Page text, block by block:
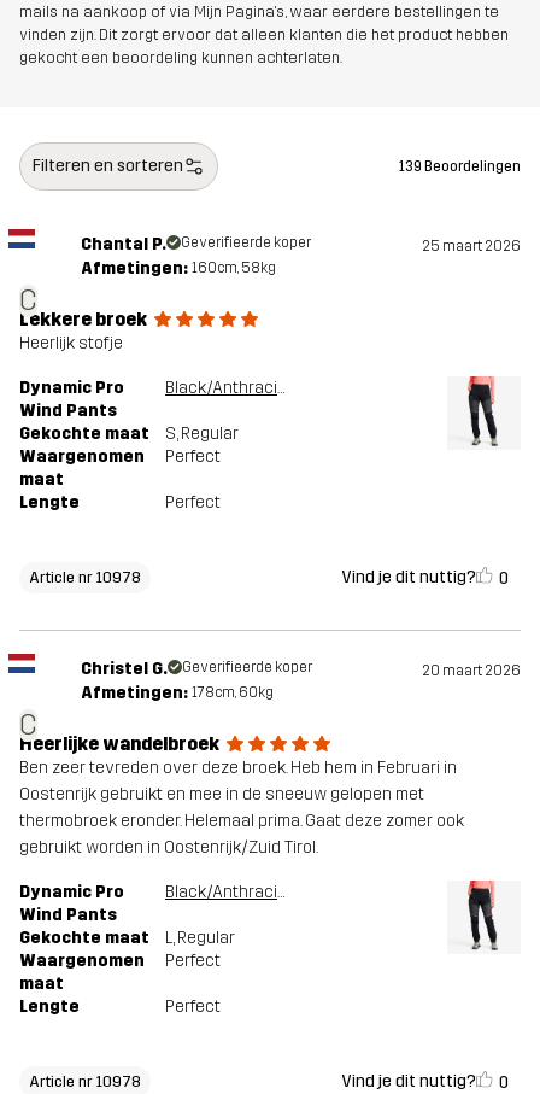
Ontworpen
WANDELEN
KLIMMEN & ALPINISME
Artikelnummer 10978_4100
mails na aankoop of via Mijn Pagina's, waar eerdere bestellingen te
vinden zijn. Dit zorgt ervoor dat alleen klanten die het product hebben
gekocht een beoordeling kunnen achterlaten.
Filteren en sorteren 139 Beoordelingen
C
Chantal P. Geverifieerde koper 25 maart 2026
Afmetingen: 160cm, 58kg
Lekkere broek
Heerlijk stofje
Dynamic Pro
Wind Pants
Black/Anthracite
Gekochte maat S, Regular
Waargenomen
maat
Perfect
Lengte Perfect
Article nr 10978 Vind je dit nuttig? 0
C
Christel G. Geverifieerde koper 20 maart 2026
Afmetingen: 178cm, 60kg
Heerlijke wandelbroek
Ben zeer tevreden over deze broek. Heb hem in Februari in
Oostenrijk gebruikt en mee in de sneeuw gelopen met
thermobroek eronder. Helemaal prima. Gaat deze zomer ook
gebruikt worden in Oostenrijk/Zuid Tirol.
Dynamic Pro
Wind Pants
Black/Anthracite
Gekochte maat L, Regular
Waargenomen
maat
Perfect
Lengte Perfect
Article nr 10978 Vind je dit nuttig? 0